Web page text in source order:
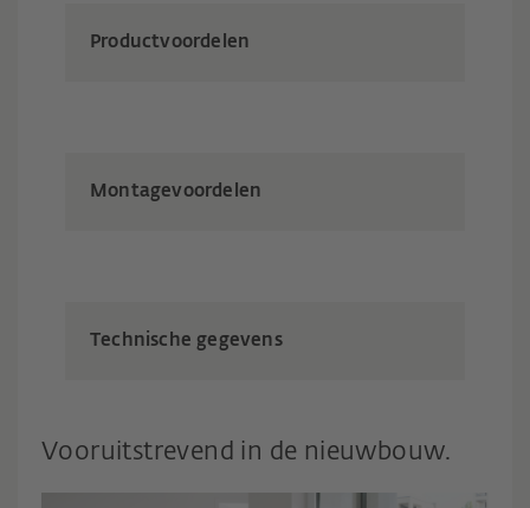
Productvoordelen
Montagevoordelen
Technische gegevens
Vooruitstrevend in de nieuwbouw.